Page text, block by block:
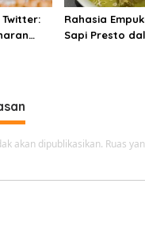
Rahasia
Sapi Presto
akan dipublikasikan. Ruas